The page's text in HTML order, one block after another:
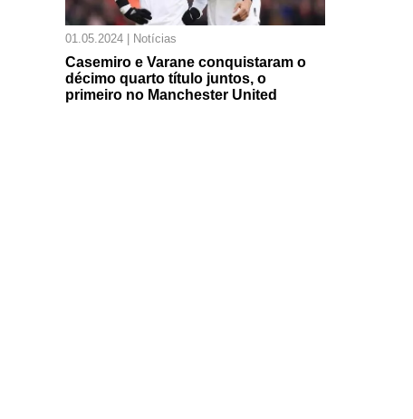
01.05.2024 | Notícias
Casemiro e Varane conquistaram o
décimo quarto título juntos, o
primeiro no Manchester United